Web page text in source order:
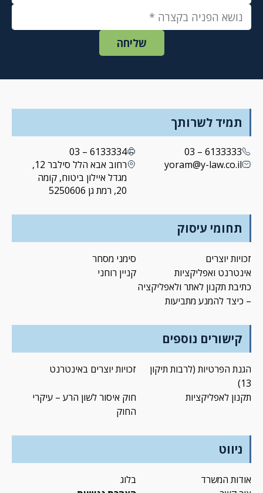
תמיד לשרותך
6133333 – 03
6133334 – 03
yoram@y-law.co.il
רחוב אבא הלל סילבר 12,
מגדל איילון ביטוח, קומה
20, רמת גן 5250606
תחומי עיסוק
זכויות יוצרים
סימני מסחר
אינטרנט ואפליקציות
קניין רוחני
כתיבת תקנון לאתר ולאפליקציה
– כיצד להמנע מתביעות
קישורים נוספים
הגנת הפרטיות (לרבות תיקון
13)
זכויות יוצרים באינטרנט
תקנון לאפליקציות
חוק איסור לשון הרע – עיקרי
החוק
ניווט
אודות המשרד
בלוג